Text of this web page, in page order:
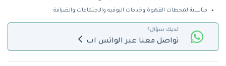
مناسبة لمحطات القهوة وخدمات البوفيه والاجتماعات والضيافة
لديك سؤال؟
تواصل معنا عبر الواتس اب